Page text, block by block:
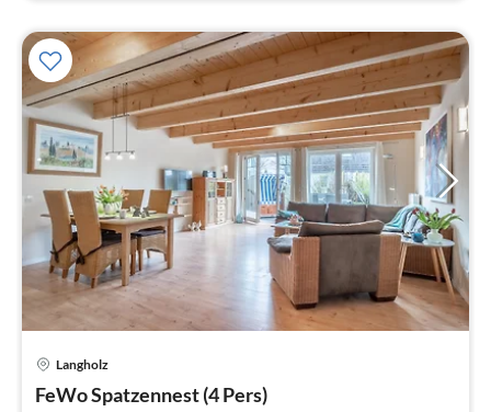
Langholz
FeWo Spatzennest (4 Pers)